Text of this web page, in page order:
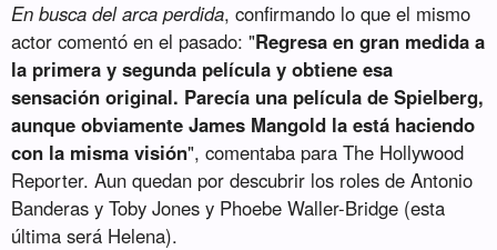
En busca del arca perdida, confirmando lo que el mismo
actor comentó en el pasado: "Regresa en gran medida a
la primera y segunda película y obtiene esa
sensación original. Parecía una película de Spielberg,
aunque obviamente James Mangold la está haciendo
con la misma visión", comentaba para The Hollywood
Reporter. Aun quedan por descubrir los roles de Antonio
Banderas y Toby Jones y Phoebe Waller-Bridge (esta
última será Helena).